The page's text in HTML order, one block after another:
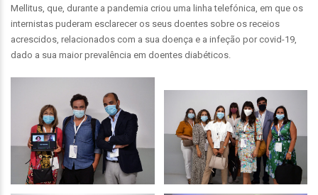
Mellitus, que, durante a pandemia criou uma linha telefónica, em que os
internistas puderam esclarecer os seus doentes sobre os receios
acrescidos, relacionados com a sua doença e a infeção por covid-19,
dado a sua maior prevalência em doentes diabéticos.